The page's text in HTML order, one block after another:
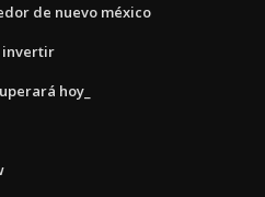
de nuevo méxico
invertir
hoy_